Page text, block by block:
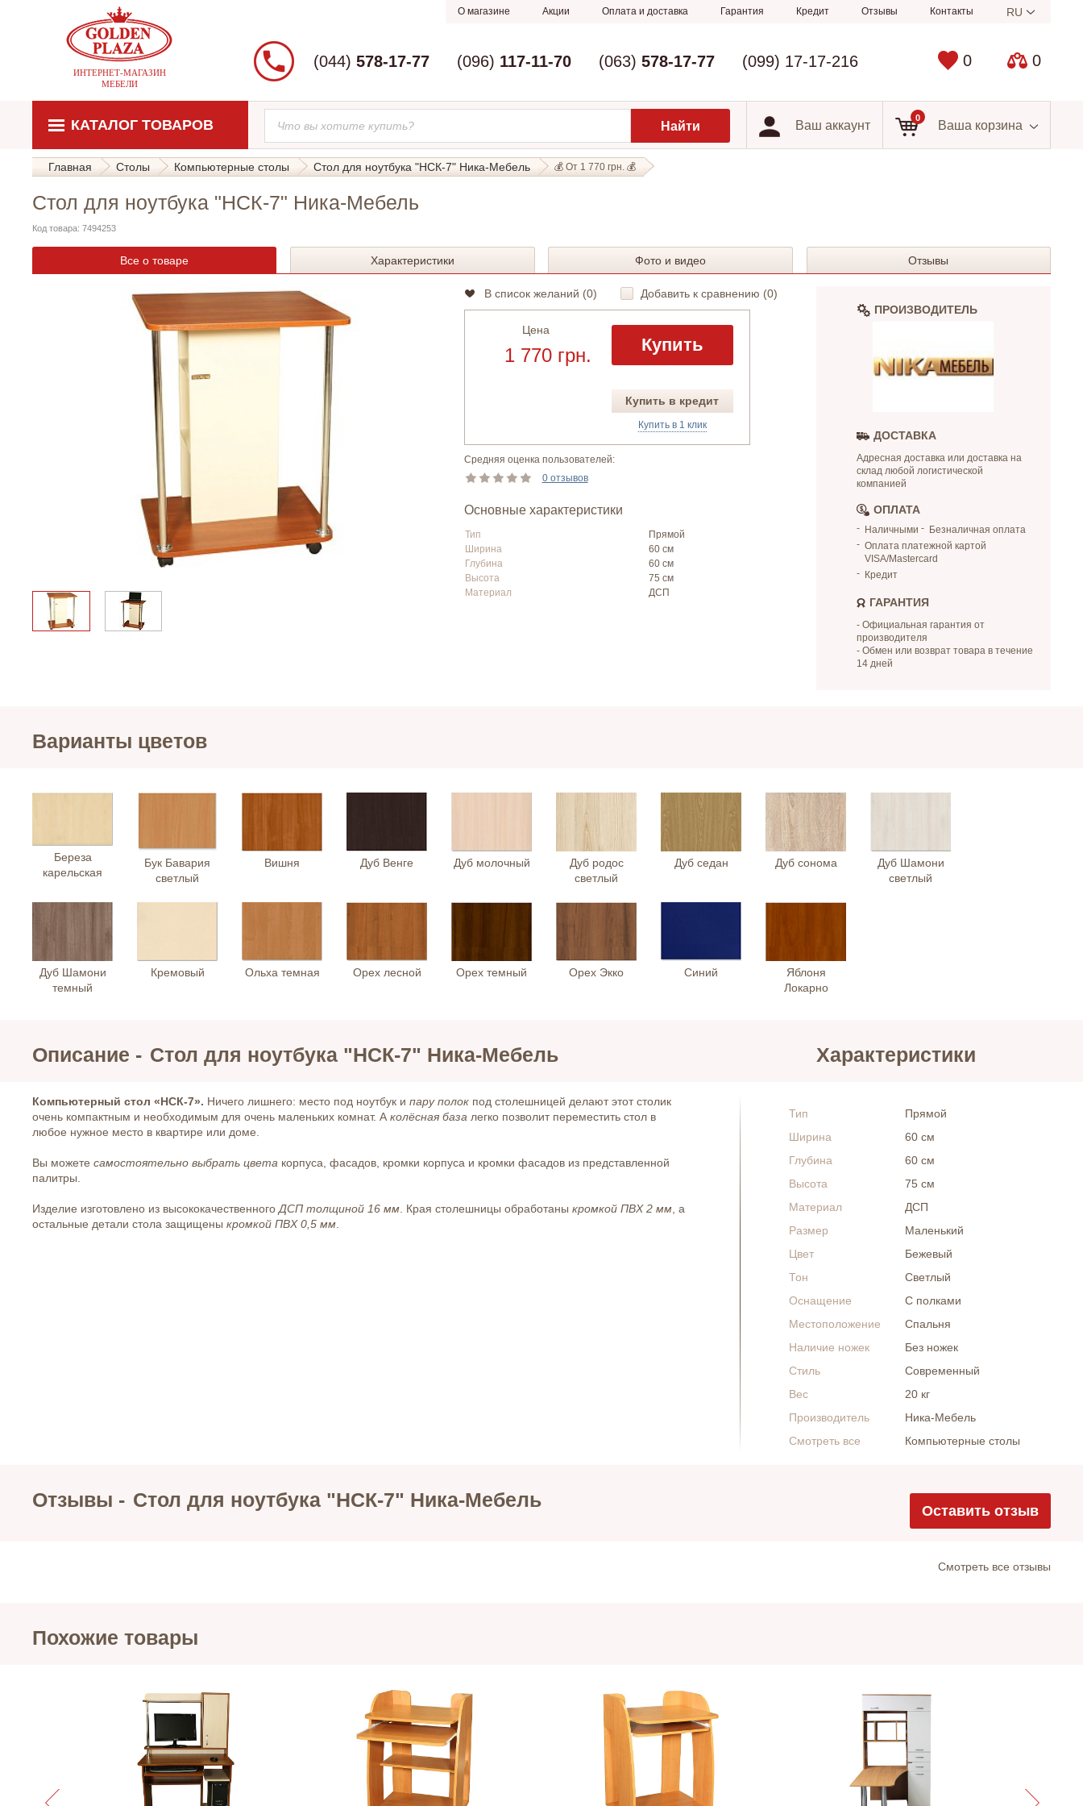
ИНТЕРНЕТ-МАГАЗИН
МЕБЕЛИ
О магазине Акции Оплата и доставка Гарантия Кредит Отзывы Контакты RU
0 0
(044) 578-17-77 (096) 117-11-70 (063) 578-17-77 (099) 17-17-216
КАТАЛОГ ТОВАРОВ Ваш аккаунт
0
Ваша корзина
Главная Столы Компьютерные столы Стол для ноутбука "НСК-7" Ника-Мебель 💰 От 1 770 грн. 💰
Стол для ноутбука "НСК-7" Ника-Мебель
Код товара: 7494253
Все о товаре Характеристики Фото и видео Отзывы
В список желаний (0) Добавить к сравнению (0)
Цена
1 770 грн. Купить
Купить в кредит
Купить в 1 клик
Средняя оценка пользователей:
0 отзывов
Основные характеристики
Тип
Прямой
Ширина
60 см
Глубина
60 см
Высота
75 см
Материал
ДСП
ПРОИЗВОДИТЕЛЬ
ДОСТАВКА
Адресная доставка или доставка на
склад любой логистической
компанией
ОПЛАТА
Наличными
Безналичная оплата
Оплата платежной картой
VISA/Mastercard
Кредит
ГАРАНТИЯ
- Официальная гарантия от
производителя
- Обмен или возврат товара в течение
14 дней
Варианты цветов
Береза
карельская
Бук Бавария
светлый
Вишня Дуб Венге Дуб молочный
Дуб родос
светлый
Дуб седан Дуб сонома
Дуб Шамони
светлый
Дуб Шамони
темный
Кремовый Ольха темная Орех лесной Орех темный Орех Экко Синий
Яблоня
Локарно
Описание - Стол для ноутбука "НСК-7" Ника-Мебель Характеристики
Компьютерный стол «НСК-7». Ничего лишнего: место под ноутбук и пару полок под столешницей делают этот столик
очень компактным и необходимым для очень маленьких комнат. А колёсная база легко позволит переместить стол в
любое нужное место в квартире или доме.
Вы можете самостоятельно выбрать цвета корпуса, фасадов, кромки корпуса и кромки фасадов из представленной
палитры.
Изделие изготовлено из высококачественного ДСП толщиной 16 мм . Края столешницы обработаны кромкой ПВХ 2 мм , а
остальные детали стола защищены кромкой ПВХ 0,5 мм
Тип
Прямой
Ширина
60 см
Глубина
60 см
Высота
75 см
Материал
ДСП
Размер
Маленький
Цвет
Бежевый
Тон
Светлый
Оснащение
С полками
Местоположение
Спальня
Наличие ножек
Без ножек
Стиль
Современный
Вес
20 кг
Производитель
Ника-Мебель
Смотреть все
Компьютерные столы
Отзывы - Стол для ноутбука "НСК-7" Ника-Мебель Оставить отзыв
Cмотреть все отзывы
Похожие товары